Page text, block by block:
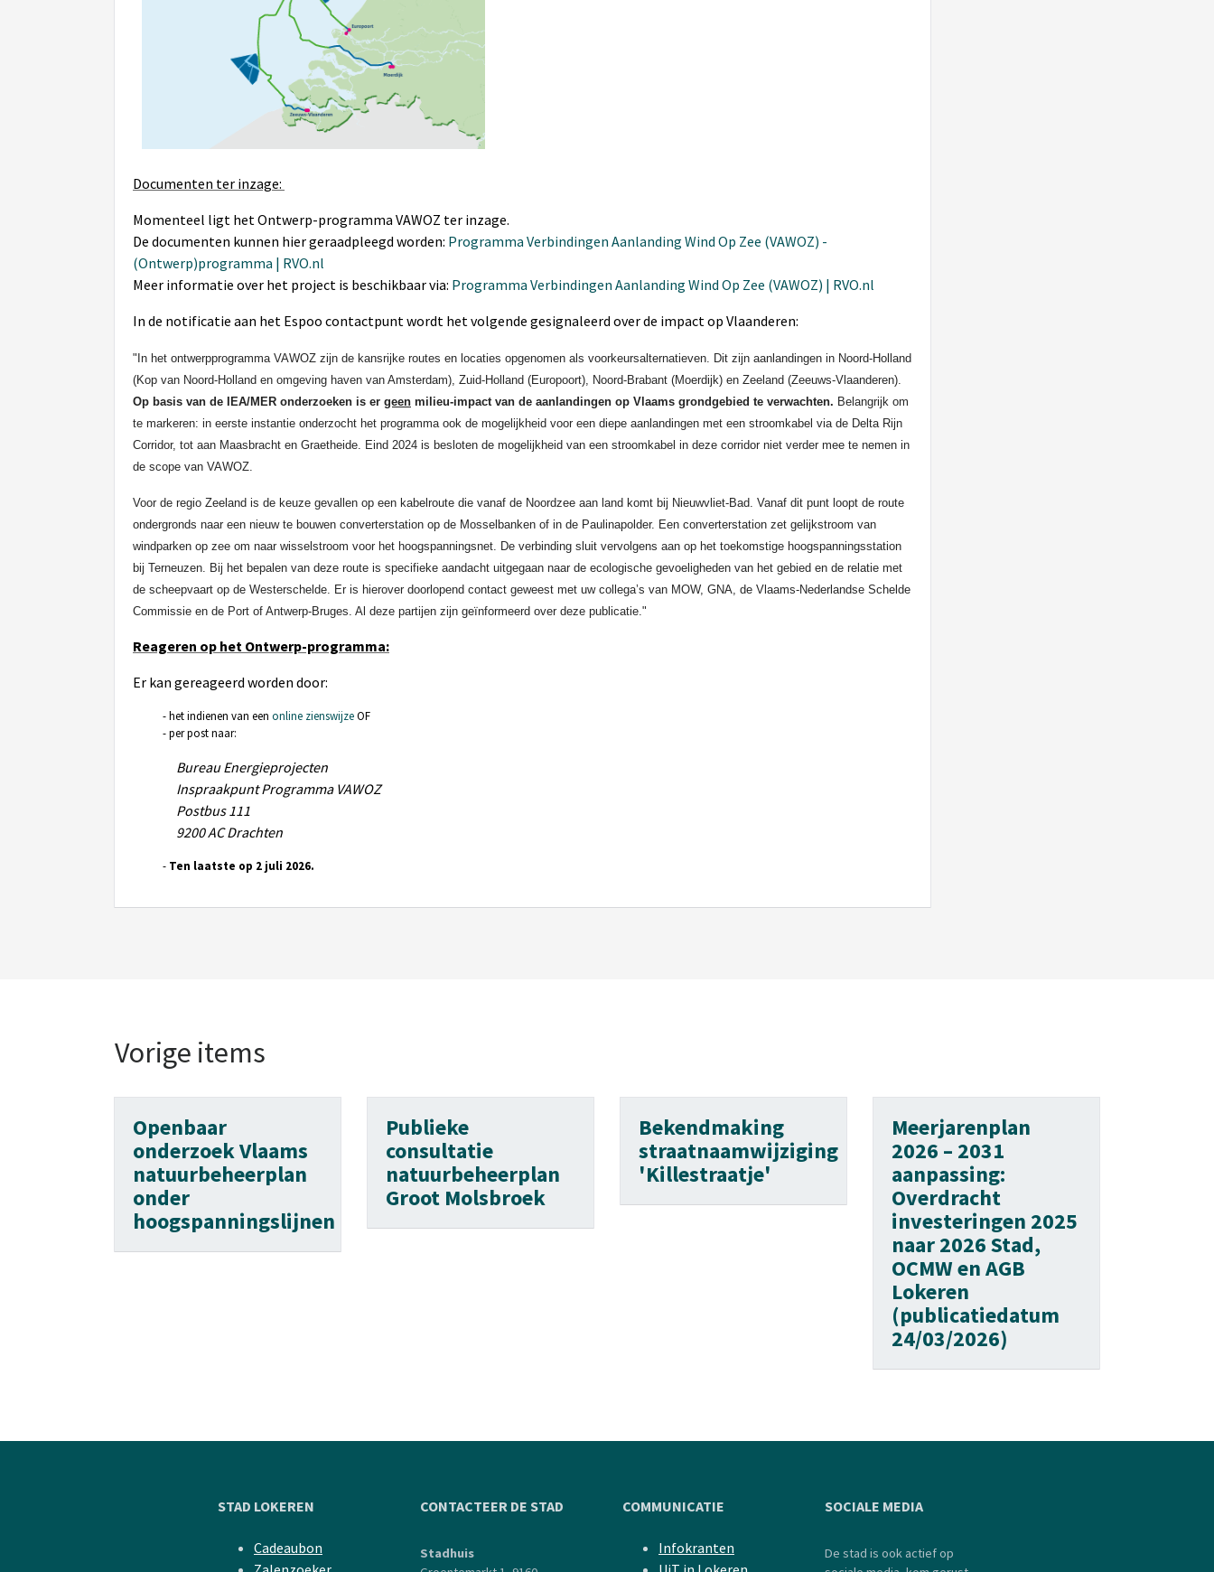
Documenten ter inzage:
Momenteel ligt het Ontwerp-programma VAWOZ ter inzage.
De documenten kunnen hier geraadpleegd worden: Programma Verbindingen Aanlanding Wind Op Zee (VAWOZ) -
(Ontwerp)programma | RVO.nl
Meer informatie over het project is beschikbaar via: Programma Verbindingen Aanlanding Wind Op Zee (VAWOZ) | RVO.nl
In de notificatie aan het Espoo contactpunt wordt het volgende gesignaleerd over de impact op Vlaanderen:
"In het ontwerpprogramma VAWOZ zijn de kansrijke routes en locaties opgenomen als voorkeursalternatieven. Dit zijn aanlandingen in Noord-Holland
(Kop van Noord-Holland en omgeving haven van Amsterdam), Zuid-Holland (Europoort), Noord-Brabant (Moerdijk) en Zeeland (Zeeuws-Vlaanderen).
Op basis van de IEA/MER onderzoeken is er geen milieu-impact van de aanlandingen op Vlaams grondgebied te verwachten. Belangrijk om
te markeren: in eerste instantie onderzocht het programma ook de mogelijkheid voor een diepe aanlandingen met een stroomkabel via de Delta Rijn
Corridor, tot aan Maasbracht en Graetheide. Eind 2024 is besloten de mogelijkheid van een stroomkabel in deze corridor niet verder mee te nemen in
de scope van VAWOZ.
Voor de regio Zeeland is de keuze gevallen op een kabelroute die vanaf de Noordzee aan land komt bij Nieuwvliet-Bad. Vanaf dit punt loopt de route
ondergronds naar een nieuw te bouwen converterstation op de Mosselbanken of in de Paulinapolder. Een converterstation zet gelijkstroom van
windparken op zee om naar wisselstroom voor het hoogspanningsnet. De verbinding sluit vervolgens aan op het toekomstige hoogspanningsstation
bij Terneuzen. Bij het bepalen van deze route is specifieke aandacht uitgegaan naar de ecologische gevoeligheden van het gebied en de relatie met
de scheepvaart op de Westerschelde. Er is hierover doorlopend contact geweest met uw collega’s van MOW, GNA, de Vlaams-Nederlandse Schelde
Commissie en de Port of Antwerp-Bruges. Al deze partijen zijn geïnformeerd over deze publicatie."
Reageren op het Ontwerp-programma:
Er kan gereageerd worden door:
het indienen van een online zienswijzeOF
per post naar:
Bureau Energieprojecten
Inspraakpunt Programma VAWOZ
Postbus 111
9200 AC Drachten
Ten laatste op 2 juli 2026.
Vorige items
Openbaar
onderzoek Vlaams
natuurbeheerplan
onder
hoogspanningslijnen
Publieke
consultatie
natuurbeheerplan
Groot Molsbroek
Bekendmaking
straatnaamwijziging
'Killestraatje'
Meerjarenplan
2026 – 2031
aanpassing:
Overdracht
investeringen 2025
naar 2026 Stad,
OCMW en AGB
Lokeren
(publicatiedatum
24/03/2026)
STAD LOKEREN
Cadeaubon
CONTACTEER DE STAD
Stadhuis
COMMUNICATIE
Infokranten
SOCIALE MEDIA
De stad is ook actief op